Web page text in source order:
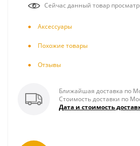
Сейчас данный товар
Аксесcуары
Похожие товары
Отзывы
Ближайшая доставка по
Стоимость доставки по
Дата и стоимость